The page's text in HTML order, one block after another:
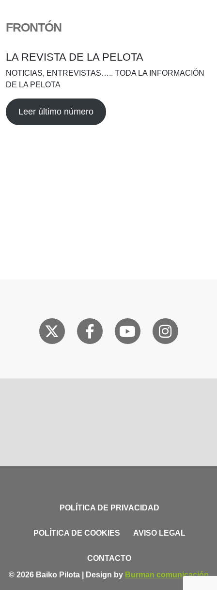
FRONTÓN
LA REVISTA DE LA PELOTA
NOTICIAS, ENTREVISTAS….. TODA LA INFORMACIÓN
DE LA PELOTA
Leer último número
POLÍTICA DE PRIVACIDAD
POLÍTICA DE COOKIES AVISO LEGAL
CONTACTO
© 2026 Baiko Pilota | Design by Burman comunicación